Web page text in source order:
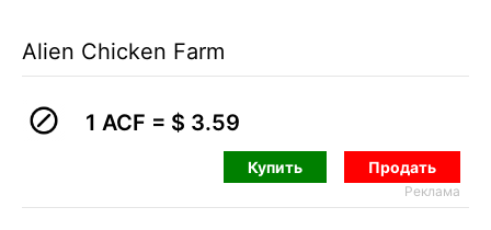
Alien Chicken Farm
1 ACF = $ 3.59
Купить Продать
Реклама